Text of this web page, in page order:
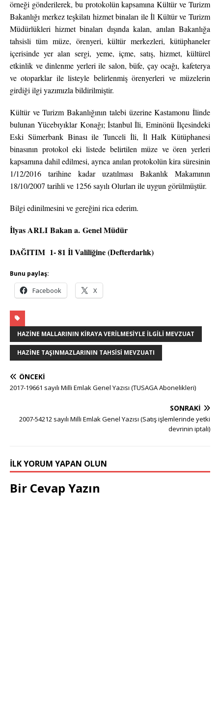
örneği gönderilerek, bu protokolün kapsamına Kültür ve Turizm
Bakanlığı merkez teşkilatı hizmet binaları ile İl Kültür ve Turizm
Müdürlükleri hizmet binaları dışında kalan, anılan Bakanlığa
tahsisli tüm müze, örenyeri, kültür merkezleri, kütüphaneler
içerisinde yer alan sergi, yeme, içme, satış, hizmet, kültürel
etkinlik ve dinlenme yerleri ile salon, büfe, çay ocağı, kafeterya
ve otoparklar ile listeyle belirlenmiş örenyerleri ve müzelerin
girdiği ilgi yazımızla bildirilmiştir.
Kültür ve Turizm Bakanlığının talebi üzerine Kastamonu İlinde
bulunan Yücebıyıklar Konağı; İstanbul İli, Eminönü İlçesindeki
Eski Sümerbank Binası ile Tunceli İli, İl Halk Kütüphanesi
binasının protokol eki listede belirtilen müze ve ören yerleri
kapsamına dahil edilmesi, ayrıca anılan protokolün kira süresinin
1/12/2016 tarihine kadar uzatılması Bakanlık Makamının
18/10/2007 tarihli ve 1256 sayılı Olurları ile uygun görülmüştür.
Bilgi edinilmesini ve gereğini rica ederim.
İlyas ARLI Bakan a. Genel Müdür
DAĞITIM 1- 81 İl Valiliğine (Defterdarlık)
Bunu paylaş:
Facebook X
HAZINE MALLARININ KIRAYA VERILMESIYLE İLGILI MEVZUAT
HAZINE TAŞINMAZLARININ TAHSISI MEVZUATI
ÖNCEKI
2017-19661 sayılı Milli Emlak Genel Yazısı (TUSAGA Abonelikleri)
SONRAKI
2007-54212 sayılı Milli Emlak Genel Yazısı (Satış işlemlerinde yetki
devrinin iptali)
İLK YORUM YAPAN OLUN
Bir Cevap Yazın